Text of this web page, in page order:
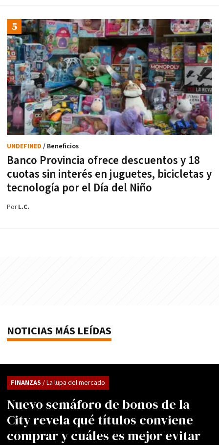
Banco Provincia ofrece descuentos y 18
cuotas sin interés en juguetes, bicicletas y
tecnología por el Día del Niño
UNDEFINED / Beneficios
PorL.C.
NOTICIAS MÁS LEÍDAS
Nuevo semáforo de bonos de la
City revela qué títulos conviene
comprar y cuáles es mejor evitar
FINANZAS / La lupa del mercado